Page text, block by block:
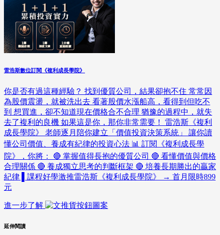
雷浩斯數位訂閱《複利成長學院》
你是否有過這種經驗？ 找到優質公司，結果卻抱不住 常常因
為股價震盪，就被洗出去 看著股價水漲船高，看得到但吃不
到 想買進，卻不知道現在價格合不合理 猶豫的過程中，就失
去了複利的良機 如果這是你，那你非常需要！ 雷浩斯《複利
成長學院》 老師逐月陪你建立「價值投資決策系統」 讓你讀
懂公司價值、養成有紀律的投資心法 📊 訂閱《複利成長學
院》，你將： 🔴 掌握值得長抱的優質公司 🔴 看懂價值與價格
合理關係 🔴 養成獨立思考的判斷框架 🔴 培養長期勝出的贏家
紀律 ▌課程好學激推雷浩斯《複利成長學院》 → 首月限時899
元
進一步了解
延伸閱讀